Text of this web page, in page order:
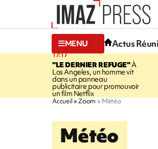
MENU Actus
17:17
"LE DERNIER REFUGE"À
Los Angeles, un homme vit
dans un panneau
publicitaire pour promouvoir
un film Netflix
Accueil Zoom Météo
Météo